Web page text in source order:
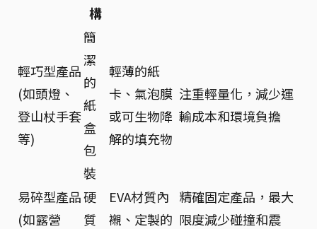
構
輕巧型產品
(如頭燈、
登山杖手套
等)
簡
潔
的
紙
盒
包
裝
輕薄的紙
卡、氣泡膜
或可生物降
解的填充物
注重輕量化，減少運
輸成本和環境負擔
易碎型產品
(如露營
硬
質
EVA材質內
襯、定製的
精確固定產品，最大
限度減少碰撞和震